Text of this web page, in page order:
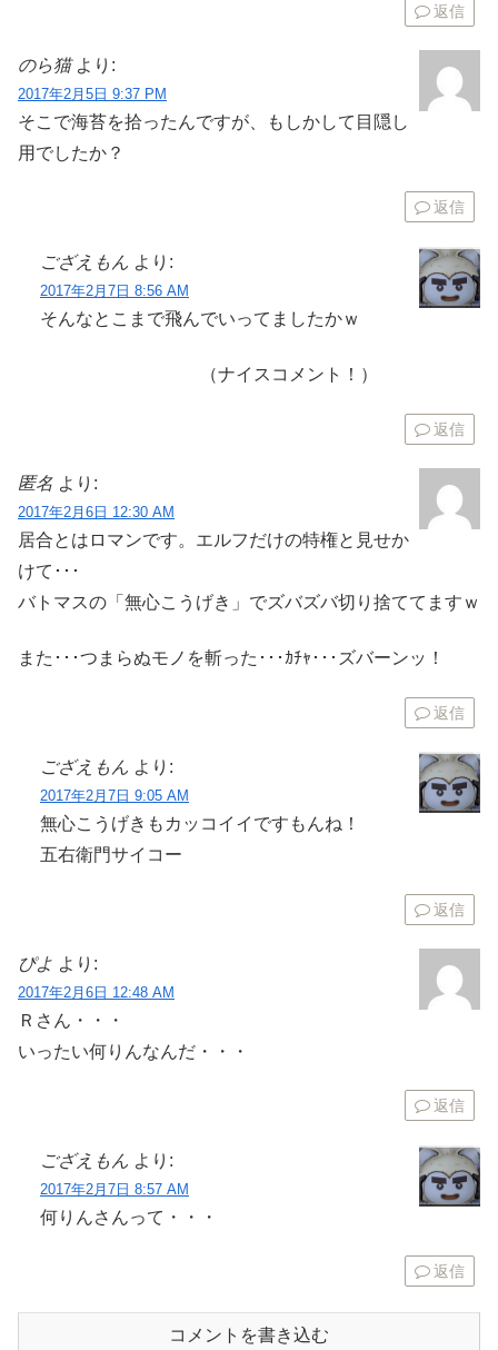
返信
のら猫 より:
2017年2月5日 9:37 PM
そこで海苔を拾ったんですが、もしかして目隠し
用でしたか？
返信
ござえもん より:
2017年2月7日 8:56 AM
そんなとこまで飛んでいってましたかｗ
（ナイスコメント！）
返信
匿名 より:
2017年2月6日 12:30 AM
居合とはロマンです。エルフだけの特権と見せか
けて･･･
バトマスの「無心こうげき」でズバズバ切り捨ててますｗ
また･･･つまらぬモノを斬った･･･ｶﾁｬ･･･ズバーンッ！
返信
ござえもん より:
2017年2月7日 9:05 AM
無心こうげきもカッコイイですもんね！
五右衛門サイコー
返信
ぴよ より:
2017年2月6日 12:48 AM
Ｒさん・・・
いったい何りんなんだ・・・
返信
ござえもん より:
2017年2月7日 8:57 AM
何りんさんって・・・
返信
コメントを書き込む